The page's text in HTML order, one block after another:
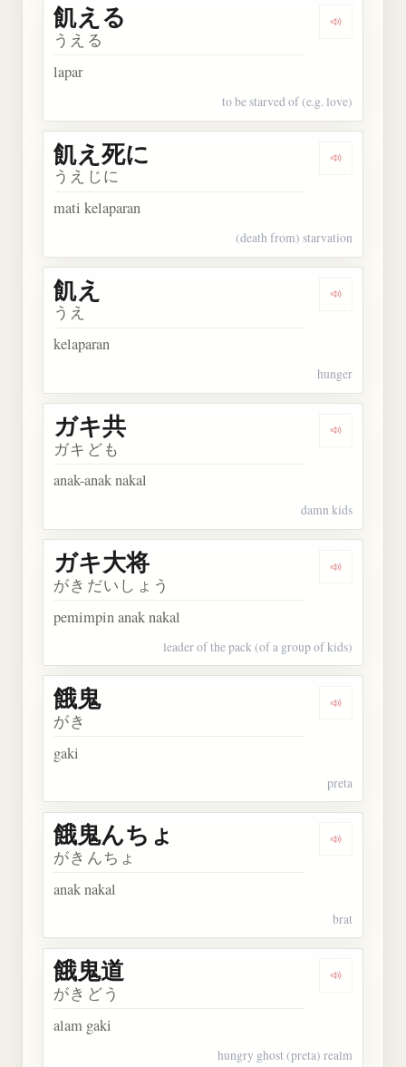
Dengarkan
飢える
うえる
lapar
to be starved of (e.g. love)
Dengarkan
飢え死に
うえじに
mati kelaparan
(death from) starvation
Dengarkan
飢え
うえ
kelaparan
hunger
Dengarkan
ガキ共
ガキども
anak-anak nakal
damn kids
Dengarkan
ガキ大将
がきだいしょう
pemimpin anak nakal
leader of the pack (of a group of kids)
Dengarkan
餓鬼
がき
gaki
preta
Dengarkan
餓鬼んちょ
がきんちょ
anak nakal
brat
Dengarkan
餓鬼道
がきどう
alam gaki
hungry ghost (preta) realm